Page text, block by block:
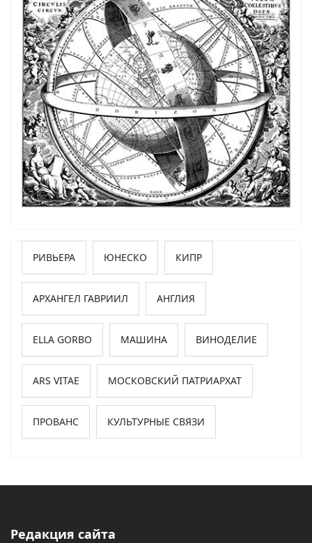
РИВЬЕРА ЮНЕСКО КИПР
АРХАНГЕЛ ГАВРИИЛ АНГЛИЯ
ELLA GORBO МАШИНА ВИНОДЕЛИЕ
ARS VITAE МОСКОВСКИЙ ПАТРИАРХАТ
ПРОВАНС КУЛЬТУРНЫЕ СВЯЗИ
Редакция сайта